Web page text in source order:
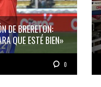
DE BRERETON:
QUE ESTÉ BIEN»
0